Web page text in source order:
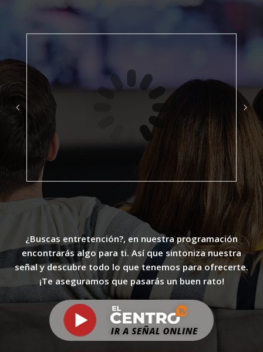
¿Buscas entretención?, en nuestra programación
encontrarás algo para ti. Así que sintoniza nuestra
señal y descubre todo lo que tenemos para ofrecerte.
¡Te aseguramos que pasarás un buen rato!